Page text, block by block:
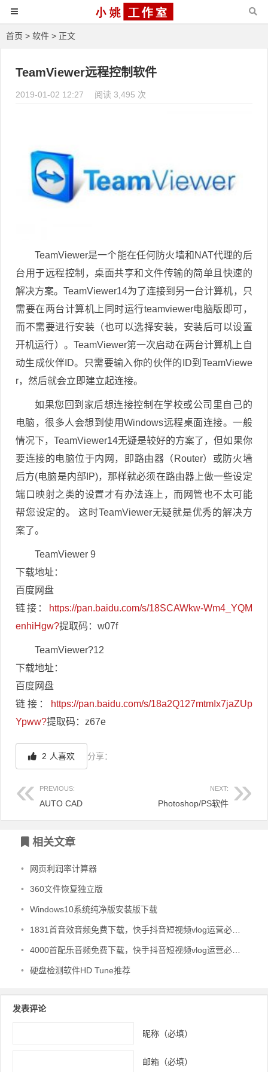
首页 > 软件 > 正文
TeamViewer远程控制软件
2019-01-02 12:27 阅读 3,495 次
TeamViewer是一个能在任何防火墙和NAT代理的后
台用于远程控制，桌面共享和文件传输的简单且快速的
解决方案。TeamViewer14为了连接到另一台计算机，只
需要在两台计算机上同时运行teamviewer电脑版即可，
而不需要进行安装（也可以选择安装，安装后可以设置
开机运行）。TeamViewer第一次启动在两台计算机上自
动生成伙伴ID。只需要输入你的伙伴的ID到TeamViewe
r，然后就会立即建立起连接。
如果您回到家后想连接控制在学校或公司里自己的
电脑，很多人会想到使用Windows远程桌面连接。一般
情况下，TeamViewer14无疑是较好的方案了，但如果你
要连接的电脑位于内网，即路由器（Router）或防火墙
后方(电脑是内部IP)，那样就必须在路由器上做一些设定
端口映射之类的设置才有办法连上，而网管也不太可能
帮您设定的。 这时TeamViewer无疑就是优秀的解决方
案了。
TeamViewer 9
下载地址：
百度网盘
链接：
https://pan.baidu.com/s/18SCAWkw-Wm4_YQM
enhiHgw?提取码：w07f
TeamViewer?12
下载地址：
百度网盘
链接：
https://pan.baidu.com/s/18a2Q127mtmIx7jaZUp
Ypww?提取码：z67e
2 人喜欢 分享：
PREVIOUS:
AUTO CAD
NEXT:
Photoshop/PS软件
文章导航
相关文章
• 网页利润率计算器
• 360文件恢复独立版
• Windows10系统纯净版安装版下载
• 1831首音效音频免费下载，快手抖音短视频vlog运营必备音效
• 4000首配乐音频免费下载，快手抖音短视频vlog运营必备音频
• 硬盘检测软件HD Tune推荐
发表评论
昵称（必填）
邮箱（必填）